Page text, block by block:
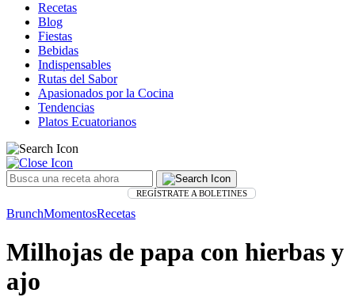
Recetas
Blog
Fiestas
Bebidas
Indispensables
Rutas del Sabor
Apasionados por la Cocina
Tendencias
Platos Ecuatorianos
REGÍSTRATE A BOLETINES
BrunchMomentosRecetas
Milhojas de papa con hierbas y
ajo